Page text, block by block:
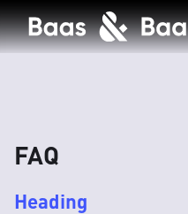
FAQ
Heading